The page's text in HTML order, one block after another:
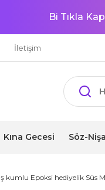
Bi Tıkla
İletişim
Kına Gecesi Söz-